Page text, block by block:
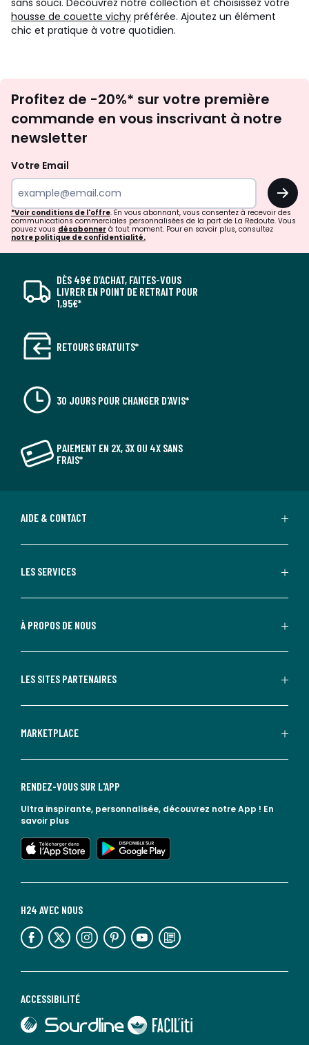
sans souci. Découvrez notre collection et choisissez votre
housse de couette vichy préférée. Ajoutez un élément
chic et pratique à votre quotidien.
newsletter
Profitez de -20%* sur votre première
commande en vous inscrivant à notre
newsletter
Votre Email
OK
*Voir conditions de l'offre. En vous abonnant, vous consentez à recevoir des
communications commerciales personnalisées de la part de La Redoute. Vous
pouvez vous désabonner à tout moment. Pour en savoir plus, consultez
notre politique de confidentialité.
DÈS 49€ D’ACHAT, FAITES-VOUS
LIVRER EN POINT DE RETRAIT POUR
1,95€*
RETOURS GRATUITS*
30 JOURS POUR CHANGER D'AVIS*
PAIEMENT EN 2X, 3X OU 4X SANS
FRAIS*
AIDE & CONTACT
LES SERVICES
À PROPOS DE NOUS
LES SITES PARTENAIRES
MARKETPLACE
ACCESSIBILITÉ
lien vers Sourdline
lien vers Faciliti
H24 AVEC NOUS
lien vers l'espace réseaux sociaux lien vers l'espace réseaux sociaux lien vers l'espace réseaux sociaux lien vers l'espace réseaux sociaux lien vers l'espace réseaux sociaux lien vers le blog la redoute
RENDEZ-VOUS SUR L'APP
Ultra inspirante, personnalisée, découvrez notre App ! En
savoir plus
lien vers l'app store
lien vers google play